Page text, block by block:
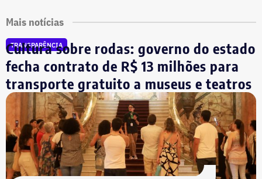
Mais notícias
TRANSPARÊNCIA
Cultura sobre rodas: governo do estado
fecha contrato de R$ 13 milhões para
transporte gratuito a museus e teatros